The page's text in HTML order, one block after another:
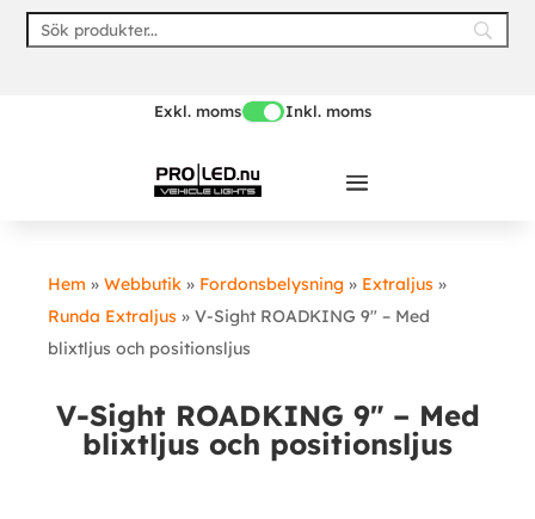
Skip
Exkl. moms Inkl. moms
Hem » Webbutik » Fordonsbelysning » Extraljus »
Runda Extraljus » V-Sight ROADKING 9″ – Med
blixtljus och positionsljus
V-Sight ROADKING 9″ – Med
blixtljus och positionsljus